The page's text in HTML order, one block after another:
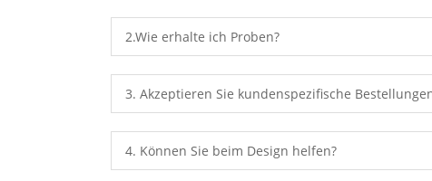
2.Wie erhalte ich Proben?
3. Akzeptieren Sie kundenspezifische
4. Können Sie beim Design helfen?